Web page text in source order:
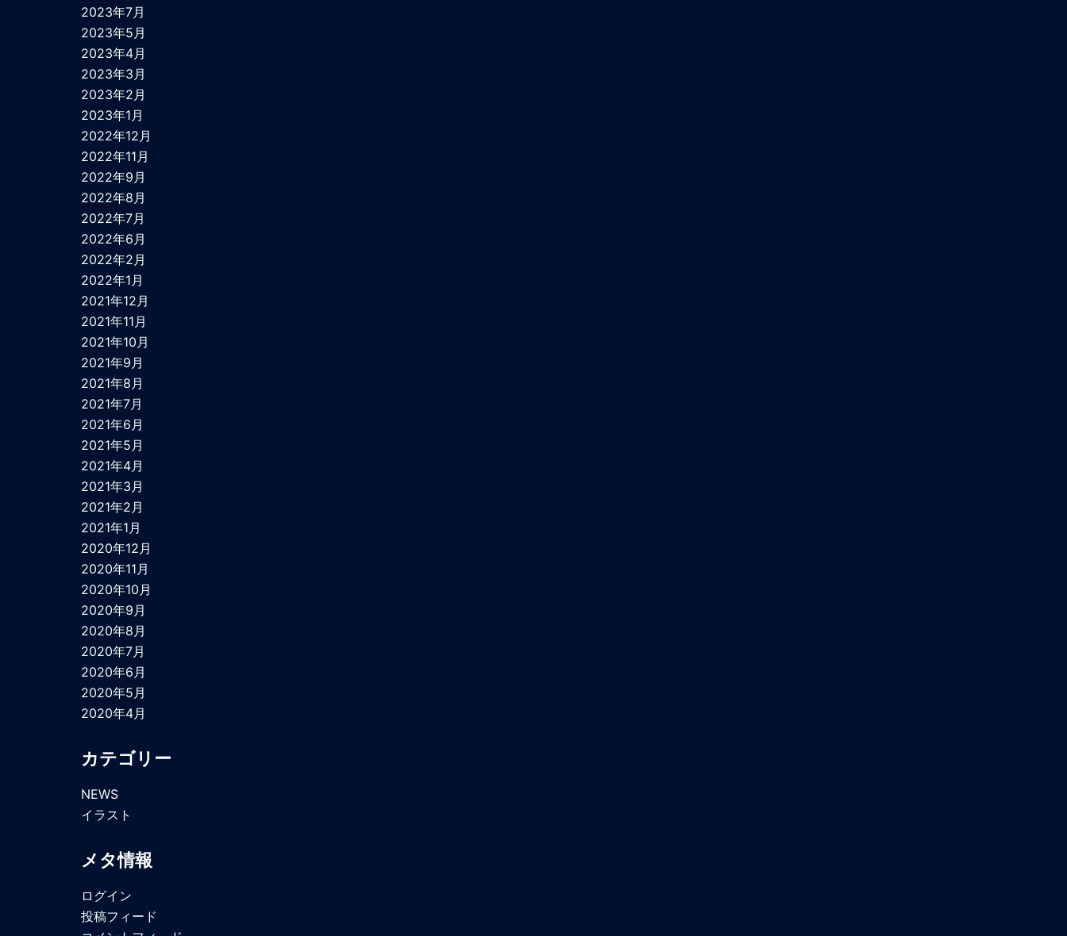
2023年7月
2023年5月
2023年4月
2023年3月
2023年2月
2023年1月
2022年12月
2022年11月
2022年9月
2022年8月
2022年7月
2022年6月
2022年2月
2022年1月
2021年12月
2021年11月
2021年10月
2021年9月
2021年8月
2021年7月
2021年6月
2021年5月
2021年4月
2021年3月
2021年2月
2021年1月
2020年12月
2020年11月
2020年10月
2020年9月
2020年8月
2020年7月
2020年6月
2020年5月
2020年4月
カテゴリー
NEWS
イラスト
メタ情報
ログイン
投稿フィード